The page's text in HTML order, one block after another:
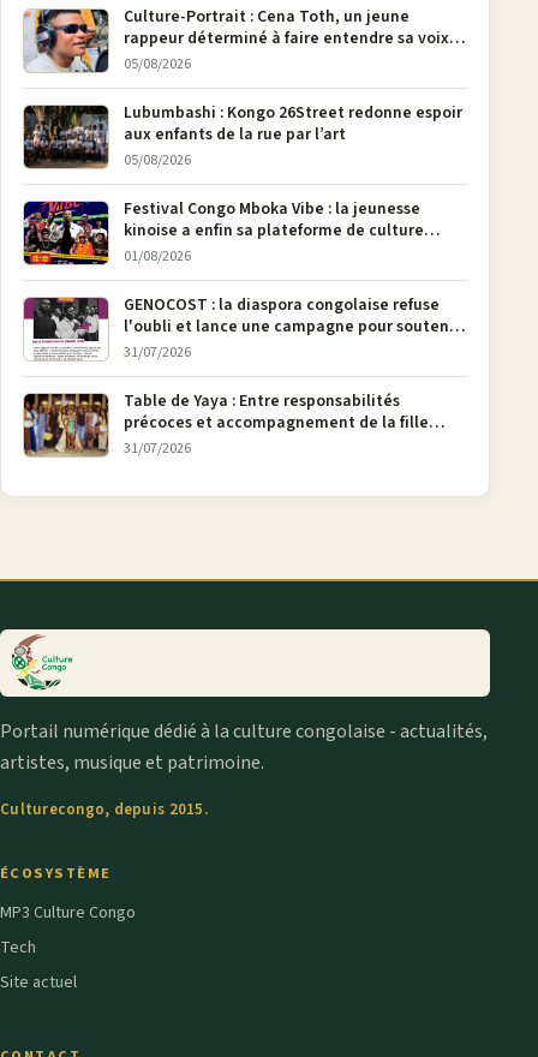
Culture-Portrait : Cena Toth, un jeune
rappeur déterminé à faire entendre sa voix à
Bunia
05/08/2026
Lubumbashi : Kongo 26Street redonne espoir
aux enfants de la rue par l’art
05/08/2026
Festival Congo Mboka Vibe : la jeunesse
kinoise a enfin sa plateforme de culture
urbaine
01/08/2026
GENOCOST : la diaspora congolaise refuse
l'oubli et lance une campagne pour soutenir
la pétition FONAREV depuis Bruxelles
31/07/2026
Table de Yaya : Entre responsabilités
précoces et accompagnement de la fille
aînée, la diaspora en débat
31/07/2026
Portail numérique dédié à la culture congolaise - actualités,
artistes, musique et patrimoine.
Culturecongo, depuis 2015.
ÉCOSYSTÈME
MP3 Culture Congo
Tech
Site actuel